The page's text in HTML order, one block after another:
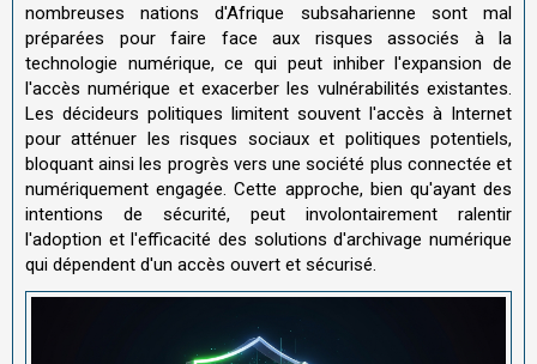
nombreuses nations d'Afrique subsaharienne sont mal
préparées pour faire face aux risques associés à la
technologie numérique, ce qui peut inhiber l'expansion de
l'accès numérique et exacerber les vulnérabilités existantes.
Les décideurs politiques limitent souvent l'accès à Internet
pour atténuer les risques sociaux et politiques potentiels,
bloquant ainsi les progrès vers une société plus connectée et
numériquement engagée. Cette approche, bien qu'ayant des
intentions de sécurité, peut involontairement ralentir
l'adoption et l'efficacité des solutions d'archivage numérique
qui dépendent d'un accès ouvert et sécurisé.